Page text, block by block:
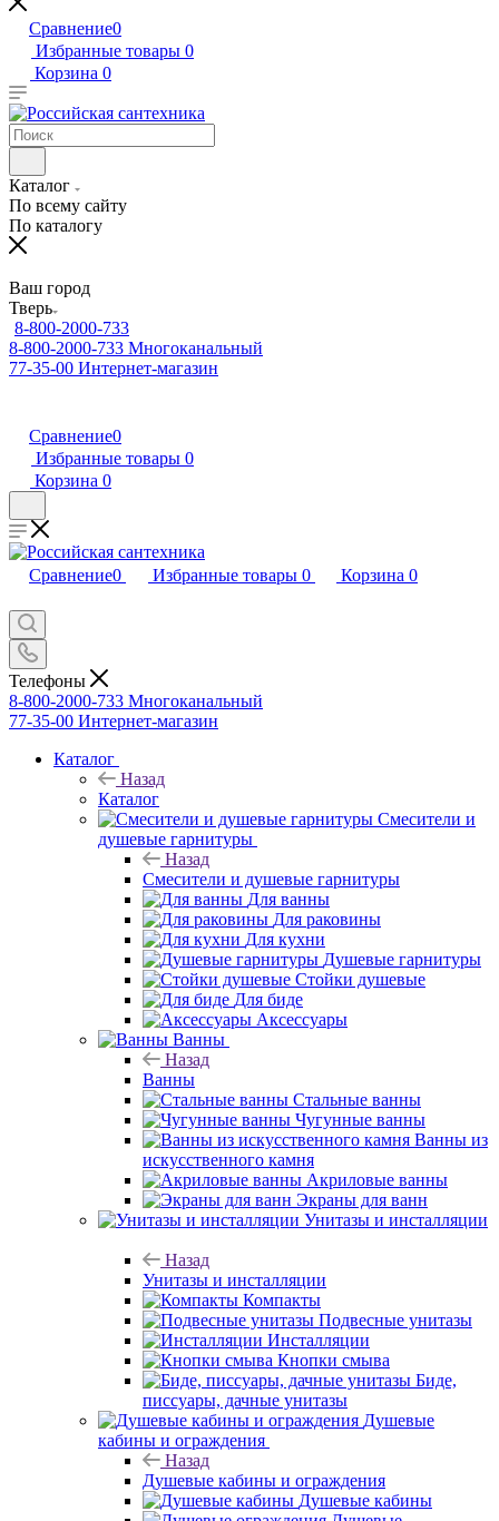
Сравнение0
Избранные товары 0
Корзина 0
Каталог
По всему сайту
По каталогу
Ваш город
Тверь
8-800-2000-733
8-800-2000-733 Многоканальный
77-35-00 Интернет-магазин
Сравнение0
Избранные товары 0
Корзина 0
Сравнение0 Избранные товары 0 Корзина 0
Телефоны
8-800-2000-733 Многоканальный
77-35-00 Интернет-магазин
Каталог
Назад
Каталог
Смесители и
душевые гарнитуры
Назад
Смесители и душевые гарнитуры
Для ванны
Для раковины
Для кухни
Душевые гарнитуры
Стойки душевые
Для биде
Аксессуары
Ванны
Назад
Ванны
Стальные ванны
Чугунные ванны
Ванны из
искусственного камня
Акриловые ванны
Экраны для ванн
Унитазы и инсталляции
Назад
Унитазы и инсталляции
Компакты
Подвесные унитазы
Инсталляции
Кнопки смыва
Биде,
писсуары, дачные унитазы
Душевые
кабины и ограждения
Назад
Душевые кабины и ограждения
Душевые кабины